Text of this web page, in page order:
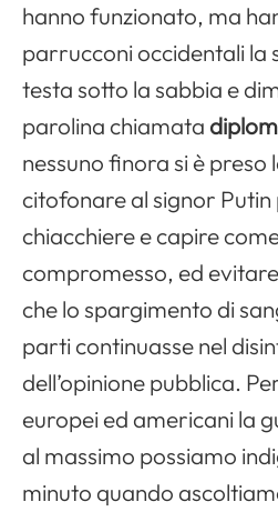
hanno funzionato, ma
parrucconi occidentali la
testa sotto la sabbia e
parolina chiamata
nessuno finora si è
citofonare al signor
chiacchiere e capire
compromesso, ed
che lo spargimento di
parti continuasse nel
dell’opinione pubblica.
europei ed americani la
al massimo possiamo
minuto quando